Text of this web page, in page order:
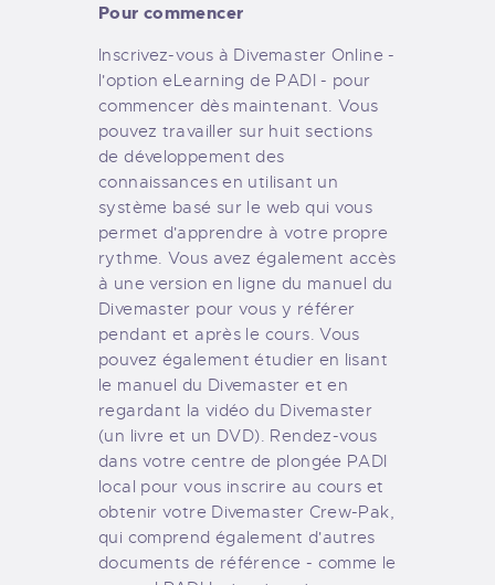
Pour commencer
Inscrivez-vous à Divemaster Online -
l'option eLearning de PADI - pour
commencer dès maintenant. Vous
pouvez travailler sur huit sections
de développement des
connaissances en utilisant un
système basé sur le web qui vous
permet d'apprendre à votre propre
rythme. Vous avez également accès
à une version en ligne du manuel du
Divemaster pour vous y référer
pendant et après le cours. Vous
pouvez également étudier en lisant
le manuel du Divemaster et en
regardant la vidéo du Divemaster
(un livre et un DVD). Rendez-vous
dans votre centre de plongée PADI
local pour vous inscrire au cours et
obtenir votre Divemaster Crew-Pak,
qui comprend également d'autres
documents de référence - comme le